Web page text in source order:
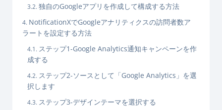
独自のGoogleアプリを作成して構成する方法
NotificationXでGoogleアナリティクスの訪問者数ア
ラートを設定する方法
ステップ1-Google Analytics通知キャンペーンを作
成する
ステップ2-ソースとして「Google Analytics」を選
択します
ステップ3-デザインテーマを選択する